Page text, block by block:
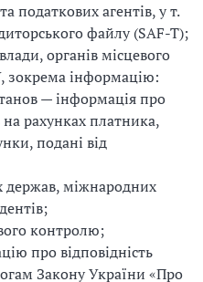
податкових агентів, у т.
файлу (SAF-T);
органів місцевого
зокрема інформацію:
— інформація про
на рахунках платника,
подані від
держав, міжнародних
контролю;
про відповідність
Закону України «Про